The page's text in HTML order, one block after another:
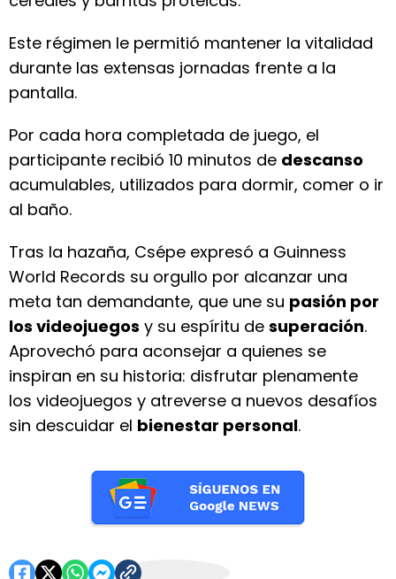
Este régimen le permitió mantener la vitalidad
durante las extensas jornadas frente a la
pantalla.
Por cada hora completada de juego, el
participante recibió 10 minutos de descanso
acumulables, utilizados para dormir, comer o ir
al baño.
Tras la hazaña, Csépe expresó a Guinness
World Records su orgullo por alcanzar una
meta tan demandante, que une su pasión por
los videojuegos y su espíritu de superación.
Aprovechó para aconsejar a quienes se
inspiran en su historia: disfrutar plenamente
los videojuegos y atreverse a nuevos desafíos
sin descuidar el bienestar personal.